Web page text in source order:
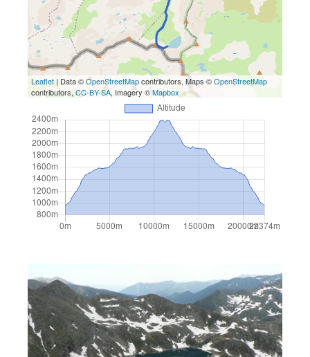
Leaflet | Data ©OpenStreetMapcontributors, Maps ©OpenStreetMap
contributors,CC-BY-SA, Imagery ©Mapbox